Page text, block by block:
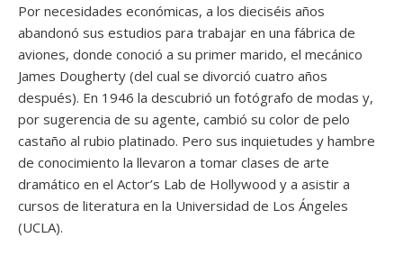
Por necesidades económicas, a los dieciséis años
abandonó sus estudios para trabajar en una fábrica de
aviones, donde conoció a su primer marido, el mecánico
James Dougherty (del cual se divorció cuatro años
después). En 1946 la descubrió un fotógrafo de modas y,
por sugerencia de su agente, cambió su color de pelo
castaño al rubio platinado. Pero sus inquietudes y hambre
de conocimiento la llevaron a tomar clases de arte
dramático en el Actor’s Lab de Hollywood y a asistir a
cursos de literatura en la Universidad de Los Ángeles
(UCLA).